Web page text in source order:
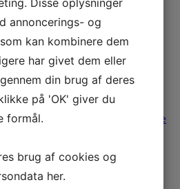
6-2 Knive
6-2 Knive 12 kunststofknive
annoncerings- og
kan kombinere dem
har givet dem eller
din brug af deres
på 'OK' giver du
formål.
brug af cookies og
her.